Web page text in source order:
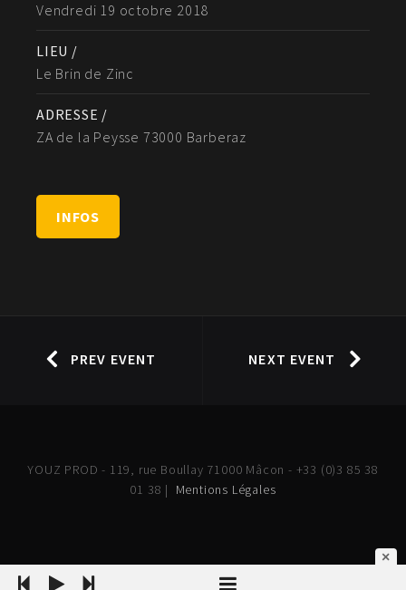
Vendredi 19 octobre 2018
LIEU /
Le Brin de Zinc
ADRESSE /
ZA de la Peysse 73000 Barberaz
INFOS
PREV EVENT NEXT EVENT
YOUZ PROD - 119, rue Boullay 71000 Mâcon - +33 (0)3 85 38
01 38 | Mentions Légales